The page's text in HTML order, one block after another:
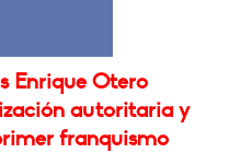
Enrique Otero
autoritaria y
franquismo